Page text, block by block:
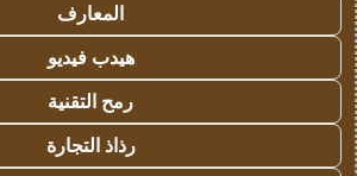
المعارف
هيدب فيديو
رمح التقنية
رذاذ التجارة